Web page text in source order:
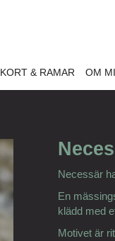
Necessär
En
klädd med
Motivet är
KORT & RAMAR OM